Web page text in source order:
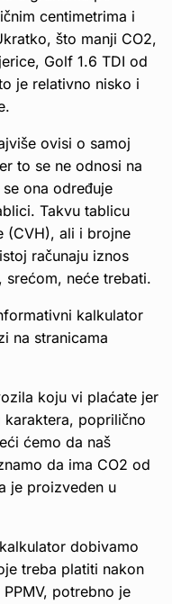
centimetrima i
što manji CO2,
Golf 1.6 TDI od
je relativno nisko i
ovisi o samoj
to se ne odnosi na
ona određuje
Takvu tablicu
(CVH), ali i brojne
računaju iznos
srećom, neće trebati.
kalkulator
na stranicama
koju vi plaćate jer
poprilično
ćemo da naš
da ima CO2 od
je proizveden u
dobivamo
treba platiti nakon
potrebno je